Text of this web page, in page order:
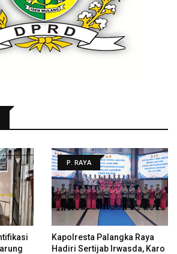
P. RAYA
Kapolresta Palangka Raya
Hadiri Sertijab Irwasda, Karo